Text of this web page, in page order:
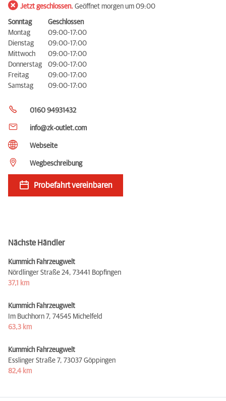
Jetzt geschlossen. Geöffnet morgen um 09:00
Sonntag
Geschlossen
Montag
09:00-17:00
Dienstag
09:00-17:00
Mittwoch
09:00-17:00
Donnerstag
09:00-17:00
Freitag
09:00-17:00
Samstag
09:00-17:00
0160 94931432
info@zk-outlet.com
Webseite
Wegbeschreibung
Probefahrt vereinbaren
Nächste Händler
Kummich Fahrzeugwelt
Nördlinger Straße 24, 73441 Bopfingen
37,1 km
Kummich Fahrzeugwelt
Im Buchhorn 7, 74545 Michelfeld
63,3 km
Kummich Fahrzeugwelt
Esslinger Straße 7, 73037 Göppingen
82,4 km